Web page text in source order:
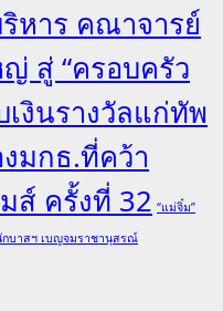
หาร คณาจารย์
สู่ “ครอบครัว
งินรางวัลแก่ทัพ
มกธ.ที่คว้า
ส์ ครั้งที่ 32 “แม่จิ๋ม”
กบาสฯ เบญจมราชานุสรณ์